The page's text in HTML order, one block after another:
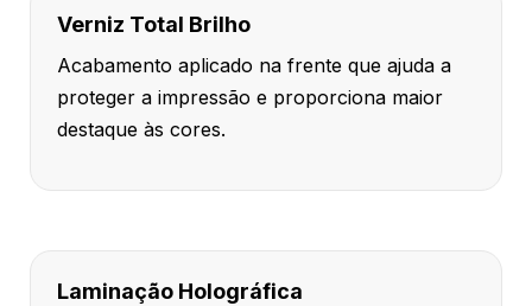
Verniz Total Brilho
Acabamento aplicado na frente que ajuda a
proteger a impressão e proporciona maior
destaque às cores.
Laminação Holográfica